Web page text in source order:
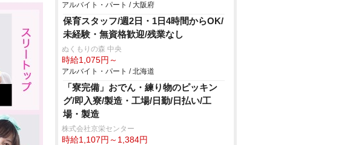
アルバイト・パート / 大阪府
保育スタッフ/週2日・1日4時間からOK/
未経験・無資格歓迎/残業なし
ぬくもりの森 中央
時給1,075円～
アルバイト・パート / 北海道
「寮完備」おでん・練り物のピッキン
グ/即入寮/製造・工場/日勤/日払い/工
場・製造
株式会社京栄センター
時給1,107円～1,384円